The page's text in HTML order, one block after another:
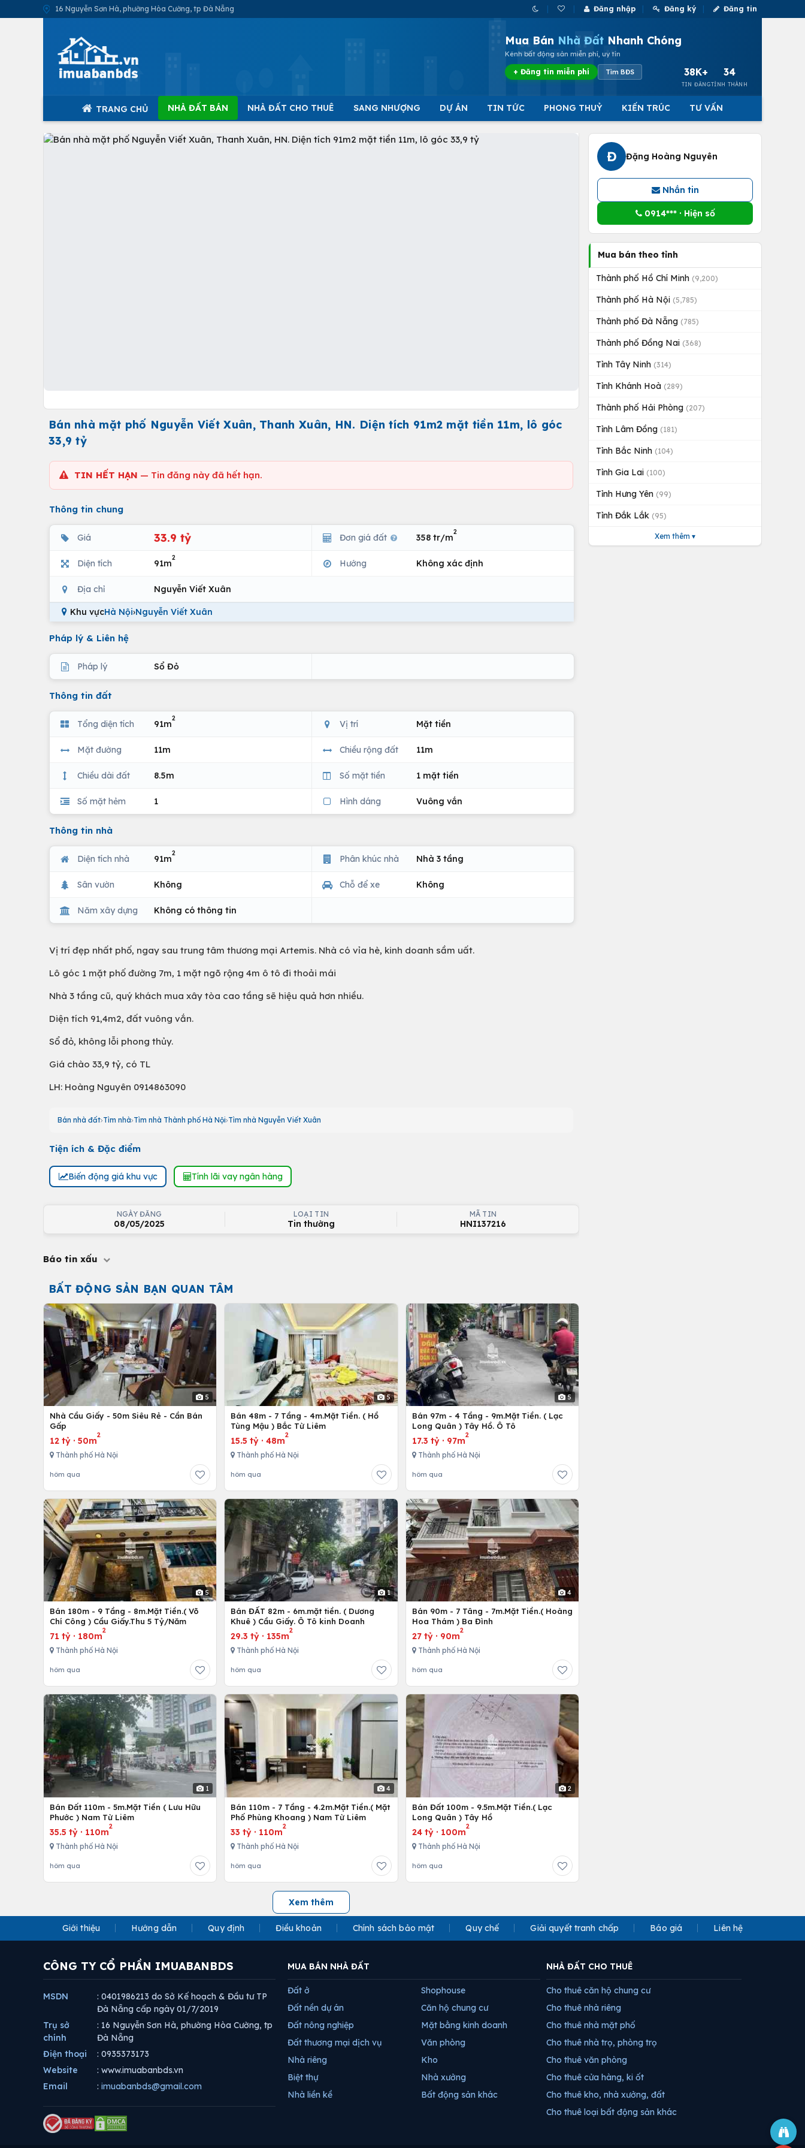
16 Nguyễn Sơn Hà, phường Hòa Cường, tp Đà Nẵng Đăng nhập Đăng ký Đăng tin
Mua Bán Nhà Đất Nhanh Chóng
Kênh bất động sản miễn phí, uy tín
+ Đăng tin miễn phí Tìm BĐS 38K+
TIN ĐĂNG
34
TỈNH THÀNH
TRANG CHỦ NHÀ ĐẤT BÁN NHÀ ĐẤT CHO THUÊ SANG NHƯỢNG DỰ ÁN TIN TỨC PHONG THUỶ KIẾN TRÚC TƯ VẤN
Bán nhà mặt phố Nguyễn Viết Xuân, Thanh Xuân, HN. Diện tích 91m2 mặt tiền 11m, lô góc
33,9 tỷ
TIN HẾT HẠN — Tin đăng này đã hết hạn.
Thông tin chung
Giá 33.9 tỷ Đơn giá đất 358 tr/m
2
Diện tích 91m
2
Hướng Không xác định
Địa chỉ Nguyễn Viết Xuân
Khu vựcHà Nội›Nguyễn Viết Xuân
Pháp lý & Liên hệ
Pháp lý Sổ Đỏ
Thông tin đất
Tổng diện tích 91m
2
Vị trí Mặt tiền
Mặt đường 11m Chiều rộng đất 11m
Chiều dài đất 8.5m Số mặt tiền 1 mặt tiền
Số mặt hẻm 1 Hình dáng Vuông vắn
Thông tin nhà
Diện tích nhà 91m
2
Phân khúc nhà Nhà 3 tầng
Sân vườn Không Chỗ để xe Không
Năm xây dựng Không có thông tin
Vị trí đẹp nhất phố, ngay sau trung tâm thương mại Artemis. Nhà có vỉa hè, kinh doanh sầm uất.
Lô góc 1 mặt phố đường 7m, 1 mặt ngõ rộng 4m ô tô đi thoải mái
Nhà 3 tầng cũ, quý khách mua xây tòa cao tầng sẽ hiệu quả hơn nhiều.
Diện tích 91,4m2, đất vuông vắn.
Sổ đỏ, không lỗi phong thủy.
Giá chào 33,9 tỷ, có TL
LH: Hoàng Nguyên 0914863090
Bán nhà đất Tìm nhà Tìm nhà Thành phố Hà Nội Tìm nhà Nguyễn Viết Xuân
Tiện ích & Đặc điểm
Biến động giá khu vực Tính lãi vay ngân hàng
NGÀY ĐĂNG
08/05/2025
LOẠI TIN
Tin thường
MÃ TIN
HNI137216
Báo tin xấu
BẤT ĐỘNG SẢN BẠN QUAN TÂM
5
Nhà Cầu Giấy - 50m Siêu Rẻ - Cần Bán
Gấp
12 tỷ · 50m
2
Thành phố Hà Nội
hôm qua
5
Bán 48m - 7 Tầng - 4m.Mặt Tiền. ( Hồ
Tùng Mậu ) Bắc Từ Liêm
15.5 tỷ ·48m
2
Thành phố Hà Nội
hôm qua
5
Bán 97m - 4 Tầng - 9m.Mặt Tiền. ( Lạc
Long Quân ) Tây Hồ. Ô Tô
17.3 tỷ· 97m
2
Thành phố Hà Nội
hôm qua
5
Bán 180m - 9 Tầng - 8m.Mặt Tiền.( Võ
Chí Công ) Cầu Giấy.Thu 5 Tỷ/Năm
71 tỷ · 180m
2
Thành phố Hà Nội
hôm qua
1
Bán ĐẤT 82m - 6m.mặt tiền. ( Dương
Khuê ) Cầu Giấy. Ô Tô kinh Doanh
29.3 tỷ · 135m
2
Thành phố Hà Nội
hôm qua
4
Bán 90m - 7 Tâng - 7m.Mặt Tiền.( Hoàng
Hoa Thám ) Ba Đình
27 tỷ· 90m
2
Thành phố Hà Nội
hôm qua
1
Bán Đất 110m - 5m.Mặt Tiền ( Lưu Hữu
Phước ) Nam Từ Liêm
35.5 tỷ · 110m
2
Thành phố Hà Nội
hôm qua
4
Bán 110m - 7 Tầng - 4.2m.Mặt Tiền.( Mặt
Phố Phùng Khoang ) Nam Từ Liêm
33 tỷ · 110m
2
Thành phố Hà Nội
hôm qua
2
Bán Đất 100m - 9.5m.Mặt Tiền.( Lạc
Long Quân ) Tây Hồ
24 tỷ· 100m
2
Thành phố Hà Nội
hôm qua
Xem thêm
Đ Đặng Hoàng Nguyên
Nhắn tin
0914*** · Hiện số
Mua bán theo tỉnh
Thành phố Hồ Chí Minh (9,200)
Thành phố Hà Nội (5,785)
Thành phố Đà Nẵng (785)
Thành phố Đồng Nai (368)
Tỉnh Tây Ninh (314)
Tỉnh Khánh Hoà (289)
Thành phố Hải Phòng (207)
Tỉnh Lâm Đồng (181)
Tỉnh Bắc Ninh (104)
Tỉnh Gia Lai (100)
Tỉnh Hưng Yên (99)
Tỉnh Đắk Lắk (95)
Xem thêm ▾
Giới thiệu Hướng dẫn Quy định Điều khoản Chính sách bảo mật Quy chế Giải quyết tranh chấp Báo giá Liên hệ
CÔNG TY CỔ PHẦN IMUABANBDS
MSDN
: 0401986213 do Sở Kế hoạch & Đầu tư TP
Đà Nẵng cấp ngày 01/7/2019
Trụ sở
chính
: 16 Nguyễn Sơn Hà, phường Hòa Cường, tp
Đà Nẵng
Điện thoại
: 0935373173
Website
: www.imuabanbds.vn
Email
: imuabanbds@gmail.com
MUA BÁN NHÀ ĐẤT
Đất ở
Đất nền dự án
Đất nông nghiệp
Đất thương mại dịch vụ
Nhà riêng
Biệt thự
Nhà liền kề
Shophouse
Căn hộ chung cư
Mặt bằng kinh doanh
Văn phòng
Kho
Nhà xưởng
Bất động sản khác
NHÀ ĐẤT CHO THUÊ
Cho thuê căn hộ chung cư
Cho thuê nhà riêng
Cho thuê nhà mặt phố
Cho thuê nhà trọ, phòng trọ
Cho thuê văn phòng
Cho thuê cửa hàng, ki ốt
Cho thuê kho, nhà xưởng, đất
Cho thuê loại bất động sản khác